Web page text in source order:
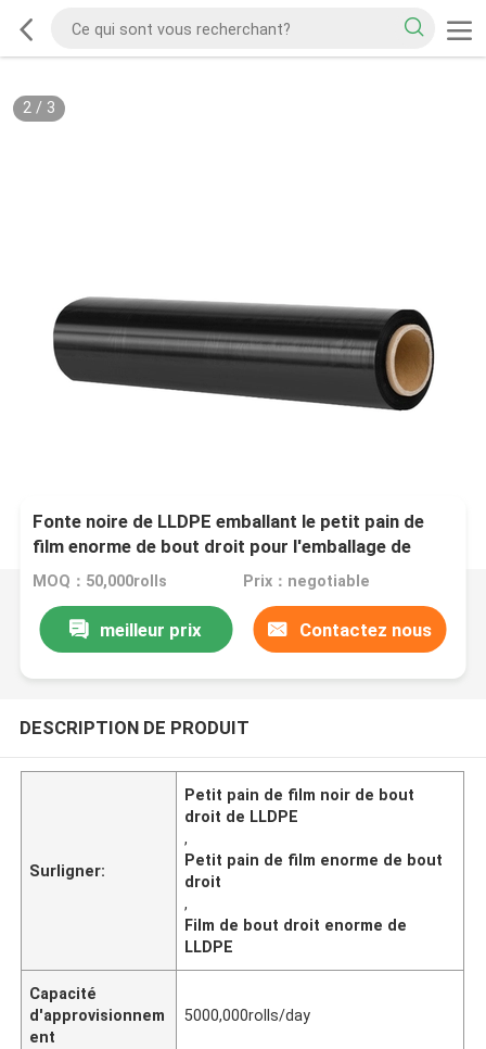
2/ 3
Fonte noire de LLDPE emballant le petit pain de
film enorme de bout droit pour l'emballage de
palette
MOQ：50,000rolls Prix：negotiable
meilleur prix Contactez nous
DESCRIPTION DE PRODUIT
Surligner:
Petit pain de film noir de bout
droit de LLDPE
,
Petit pain de film enorme de bout
droit
,
Film de bout droit enorme de
LLDPE
Capacité
d'approvisionnem
ent
5000,000rolls/day